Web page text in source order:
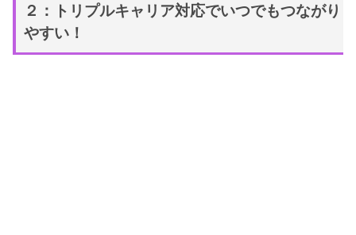
２：トリプルキャリア対応でいつでもつながり
やすい！